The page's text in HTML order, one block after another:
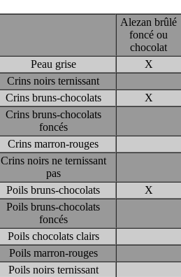
Alezan brûlé
foncé ou
chocolat
Peau grise
X
Crins noirs ternissant
Crins bruns-chocolats
X
Crins bruns-chocolats
foncés
Crins marron-rouges
Crins noirs ne ternissant
pas
Poils bruns-chocolats
X
Poils bruns-chocolats
foncés
Poils chocolats clairs
Poils marron-rouges
Poils noirs ternissant